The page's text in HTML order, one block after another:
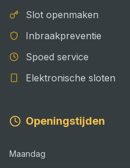
Slot openmaken
Inbraakpreventie
Spoed service
Elektronische sloten
Openingstijden
Maandag